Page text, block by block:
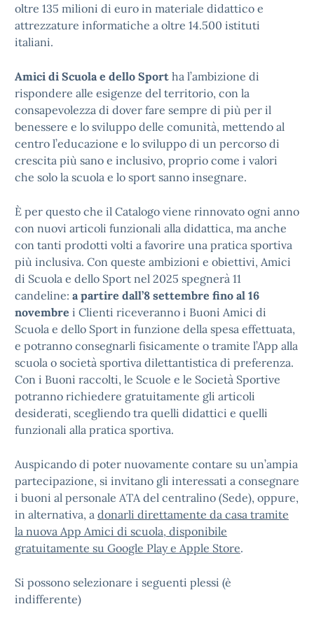
oltre 135 milioni di euro in materiale didattico e
attrezzature informatiche a oltre 14.500 istituti
italiani.
Amici di Scuola e dello Sport ha l’ambizione di
rispondere alle esigenze del territorio, con la
consapevolezza di dover fare sempre di più per il
benessere e lo sviluppo delle comunità, mettendo al
centro l’educazione e lo sviluppo di un percorso di
crescita più sano e inclusivo, proprio come i valori
che solo la scuola e lo sport sanno insegnare.
È per questo che il Catalogo viene rinnovato ogni anno
con nuovi articoli funzionali alla didattica, ma anche
con tanti prodotti volti a favorire una pratica sportiva
più inclusiva. Con queste ambizioni e obiettivi, Amici
di Scuola e dello Sport nel 2025 spegnerà 11
candeline: a partire dall’8 settembre fino al 16
novembre i Clienti riceveranno i Buoni Amici di
Scuola e dello Sport in funzione della spesa effettuata,
e potranno consegnarli fisicamente o tramite l’App alla
scuola o società sportiva dilettantistica di preferenza.
Con i Buoni raccolti, le Scuole e le Società Sportive
potranno richiedere gratuitamente gli articoli
desiderati, scegliendo tra quelli didattici e quelli
funzionali alla pratica sportiva.
Auspicando di poter nuovamente contare su un’ampia
partecipazione, si invitano gli interessati a consegnare
i buoni al personale ATA del centralino (Sede), oppure,
in alternativa, a donarli direttamente da casa tramite
la nuova App Amici di scuola, disponibile
gratuitamente su Google Play e Apple Store.
Si possono selezionare i seguenti plessi (è
indifferente)